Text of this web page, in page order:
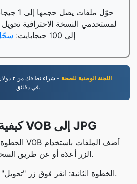
حوّل
لمستخدمي النسخة الاحترافية
إلى 100 جيجابايت؛
6- اللجنة الوطنية للصحة
- شراء
في دقائق.
كيفية التحويل VOB إلى JPG
الزر أعلاه أو عن طريق السحب والإفلات.
الخطوة الثانية: انقر فوق زر "تحويل" لبدء عملية التحويل.